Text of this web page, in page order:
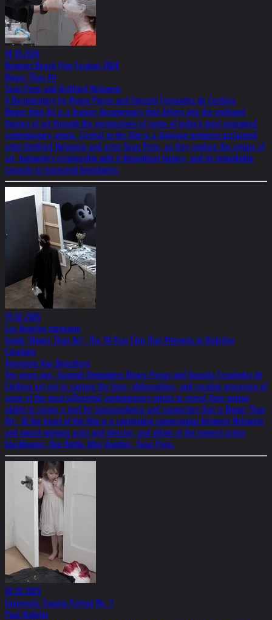
14.10.2024
Newport Beach Film Festival 2024
Bigger Than Art
Sean Penn and Gottfried Helnwein
A Documentary by Alvaro Porras and Gonzalo Fernandez de Cordova
Bigger than Art is a feature documentary that delves into the profound
themes of art through the perspectives of some of today's most renowned
contemporary artists. Central to the film is a dialogue between acclaimed
artist Gottfried Helnwein and actor Sean Penn, as they explore the origins of
art, humanity's relationship with it throughout history, and its remarkable
capacity to transcend boundaries.
19.02.2026
Los Angeles magazine
Inside ‘Bigger Than Art’: The 10-Year Film That Attempts to Redefine
Creativity
Anastasia Van Batenburg
Ten years ago, Spanish filmmakers Alvaro Porras and Gonzalo Fernández de
Córdova set out to capture the lives, philosophies, and creative processes of
some of the most influential contemporary artists to reveal their unique
ability to create a tool for transcendence and connection that is Bigger Than
Art. At the heart of the film is a captivating conversation between Helnwein
and award-winning actor and director, and villain of the newest action
blockbuster, One Battle After Another, Sean Penn.
02.02.2025
Epigenetic Trauma Portrait No. 1
Paul Amlehn